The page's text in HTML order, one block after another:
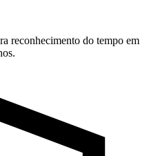
reconhecimento do tempo em